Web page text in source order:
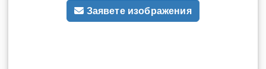
Заявете изображения